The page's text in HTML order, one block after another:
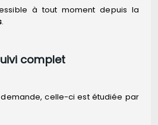
à tout moment depuis la
.
complet
demande, celle-ci est étudiée par